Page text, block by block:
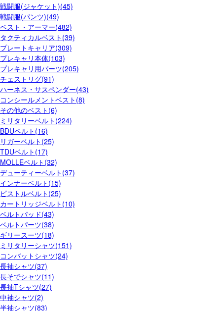
戦闘服(ジャケット)(45)
戦闘服(パンツ)(49)
ベスト・アーマー(482)
タクティカルベスト(39)
プレートキャリア(309)
プレキャリ本体(103)
プレキャリ用パーツ(205)
チェストリグ(91)
ハーネス・サスペンダー(43)
コンシールメントベスト(8)
その他のベスト(6)
ミリタリーベルト(224)
BDUベルト(16)
リガーベルト(25)
TDUベルト(17)
MOLLEベルト(32)
デューティーベルト(37)
インナーベルト(15)
ピストルベルト(25)
カートリッジベルト(10)
ベルトパッド(43)
ベルトパーツ(38)
ギリースーツ(18)
ミリタリーシャツ(151)
コンバットシャツ(24)
長袖シャツ(37)
長そでシャツ(11)
長袖Tシャツ(27)
中袖シャツ(2)
半袖シャツ(83)